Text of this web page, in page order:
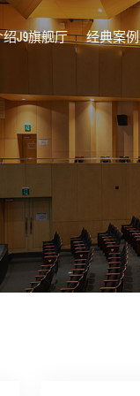
绍J9旗舰厅 经典案例